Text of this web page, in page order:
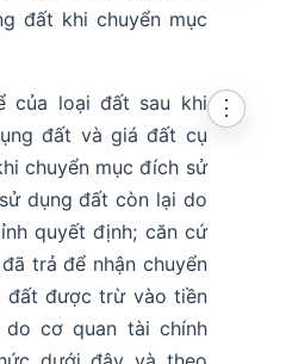
đất khi chuyển mục
của loại đất sau khi
đất và giá đất cụ
chuyển mục đích sử
dụng đất còn lại do
quyết định; căn cứ
trả để nhận chuyển
đất được trừ vào tiền
cơ quan tài chính
⋮